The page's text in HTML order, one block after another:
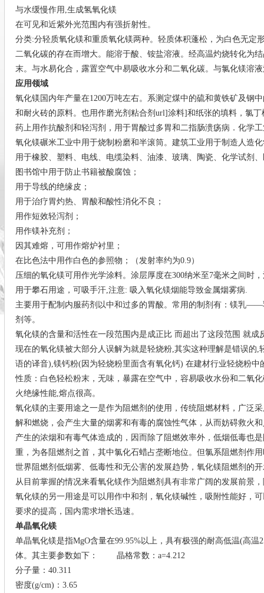
与水缓慢作用,生成氢氧化镁
在可见和近紫外光范围内有强折射性。
分类:分轻质氧化镁和重质氧化镁两种。轻质体积蓬松，为白色无定
二氧化碳的存在而增大。能溶于酸、铵盐溶液。经高温灼烧转化为
末。与水易化合，露置空气中易吸收水分和二氧化碳。与氯化镁溶
应用领域
氧化镁国内年产量在1200万吨左右。系测定煤中的硫和黄铁矿及钢
和耐火砖的原料。也用作磨光剂粘合剂url]涂料]和纸张的填料，氯
药上用作抗酸剂和轻泻剂，用于胃酸过多胃和二指肠溃疡病．化学
氧化镁碾米工业中用于烧制粉磨和半滚筒。建筑工业用于制造人造
用于橡胶、塑料、电线、电缆染料、油漆、玻璃、陶瓷、化学试剂
图书馆中用于防止书籍被酸腐蚀；
用于导线的绝缘皮；
用于治疗胃灼热、胃酸和酸性消化不良；
用作短效轻泻剂；
用作镁补充剂；
因其难熔，可用作熔炉衬里；
在比色法中用作白色的参照物；（发射率约为0.9）
压细的氧化镁可用作光学涂料。涂层厚度在300纳米至7毫米之间时
用于攀石用途，可吸手汗,注意: 吸入氧化镁烟能导致金属烟雾病.
主要用于配制内服药剂以中和过多的胃酸。常用的制剂有：镁乳
剂等。
氧化镁的含量和活性在一段范围内是成正比 而超出了这段范围 就成
现在的氧化镁被大部分人误解为就是轻烧粉,其实这种理解是错误
语的译音),镁钙粉(因为轻烧粉里面含有氧化钙) 在建材行业轻烧粉中
性质：白色轻松粉末，无味，暴露在空气中，容易吸收水份和二氧
火绝缘性能,熔点很高。
氧化镁的主要用途之一是作为阻燃剂的使用，传统阻燃材料，广泛
解和燃烧，会产生大量的烟雾和有毒的腐蚀性气体，从而妨碍救火
产生的浓烟和有毒气体造成的，因而除了阻燃效率外，低烟低毒也
重，为各阻燃剂之首，其中氯化石蜡占垄断地位。但氯系阻燃剂作
世界阻燃剂低烟雾、低毒性和无公害的发展趋势，氧化镁阻燃剂的
从目前掌握的情况来看氧化镁作为阻燃剂具有非常广阔的发展前景
氧化镁的另一用途是可以用作中和剂，氧化镁碱性，吸附性能好，
要求的提高，国内需求增长迅速。
单晶氧化镁
单晶氧化镁是指MgO含量在99.95%以上，具有极强的耐高低温(高
体。其主要参数如下： 晶格常数：a=4.212
分子量：40.311
密度(g/cm)：3.65